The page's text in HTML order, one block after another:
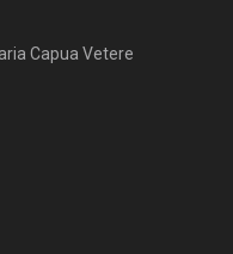
Capua Vetere